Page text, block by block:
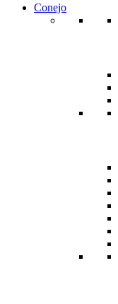
Conejo